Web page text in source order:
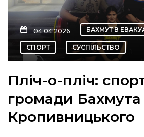
новини
04.04.2026 БАХМУТ В
СПОРТ СУСПІЛЬСТВО
Пліч-о-пліч:
громади Бахмута
Кропивницького